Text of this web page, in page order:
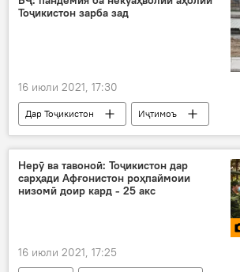
Тоҷикистон зарба зад
16 июли 2021, 17:30
Дар Тоҷикистон
Иҷтимоъ
Муҳоҷират
аҳолӣ
пандемия
коронавирус
бонк
Нерӯ ва тавоноӣ: Тоҷикистон дар
сарҳади Афғонистон роҳпаймоии
низомӣ доир кард - 25 акс
16 июли 2021, 17:25